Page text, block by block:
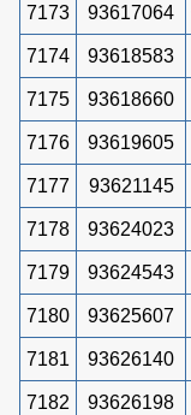
7173 93617064
7174 93618583
7175 93618660
7176 93619605
7177 93621145
7178 93624023
7179 93624543
7180 93625607
7181 93626140
7182 93626198